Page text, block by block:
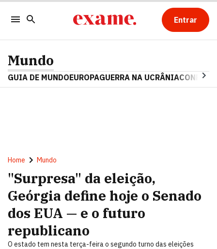
Entrar
Mundo
GUIA DE MUNDOEUROPAGUERRA NA UCRÂNIA
Home Mundo
"Surpresa" da eleição,
Geórgia define hoje o Senado
dos EUA — e o futuro
republicano
O estado tem nesta terça-feira o segundo turno das eleições